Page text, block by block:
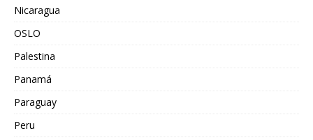
Nicaragua
OSLO
Palestina
Panamá
Paraguay
Peru